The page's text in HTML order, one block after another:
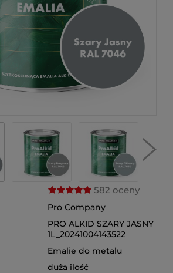
582 oceny
Pro Company
PRO ALKID SZARY JASNY
1L_20241004143522
Emalie do metalu
duża ilość